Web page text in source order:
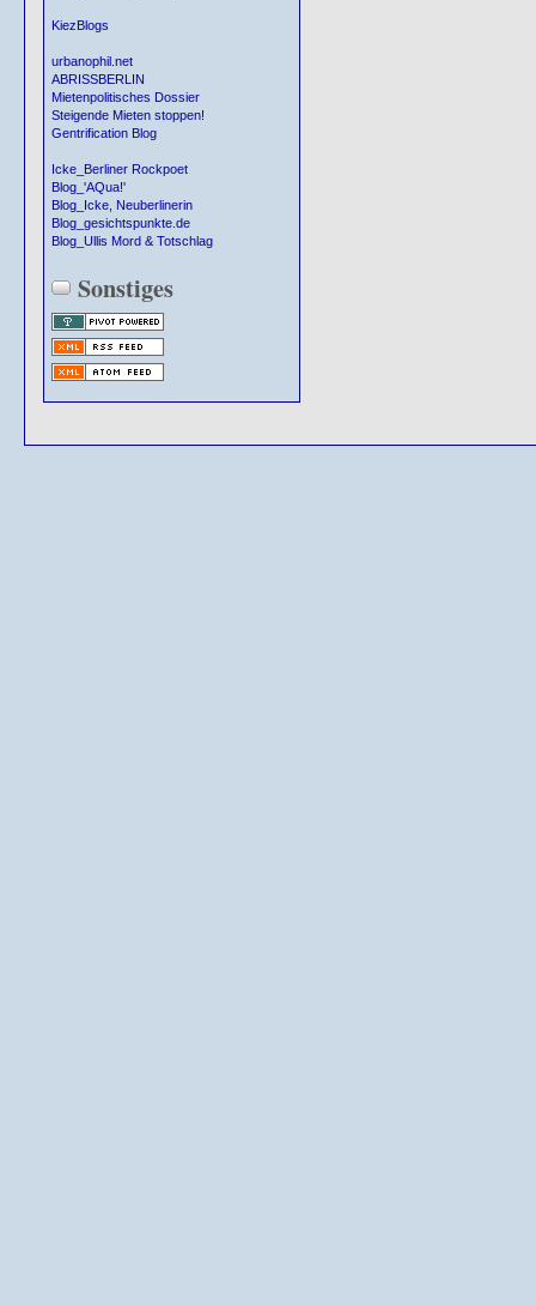
KiezBlogs
urbanophil.net
ABRISSBERLIN
Mietenpolitisches Dossier
Steigende Mieten stoppen!
Gentrification Blog
Icke_Berliner Rockpoet
Blog_'AQua!'
Blog_Icke, Neuberlinerin
Blog_gesichtspunkte.de
Blog_Ullis Mord & Totschlag
Sonstiges